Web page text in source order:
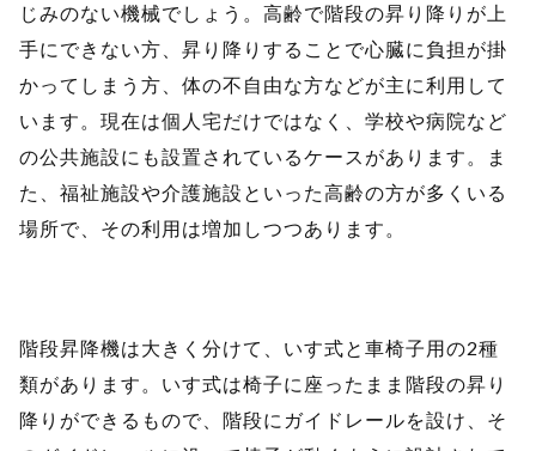
じみのない機械でしょう。高齢で階段の昇り降りが上
手にできない方、昇り降りすることで心臓に負担が掛
かってしまう方、体の不自由な方などが主に利用して
います。現在は個人宅だけではなく、学校や病院など
の公共施設にも設置されているケースがあります。ま
た、福祉施設や介護施設といった高齢の方が多くいる
場所で、その利用は増加しつつあります。
階段昇降機は大きく分けて、いす式と車椅子用の2種
類があります。いす式は椅子に座ったまま階段の昇り
降りができるもので、階段にガイドレールを設け、そ